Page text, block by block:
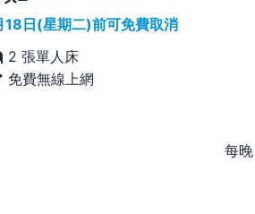
18日(星期二)前可免費取消
2 張單人床
免費無線上網
每晚